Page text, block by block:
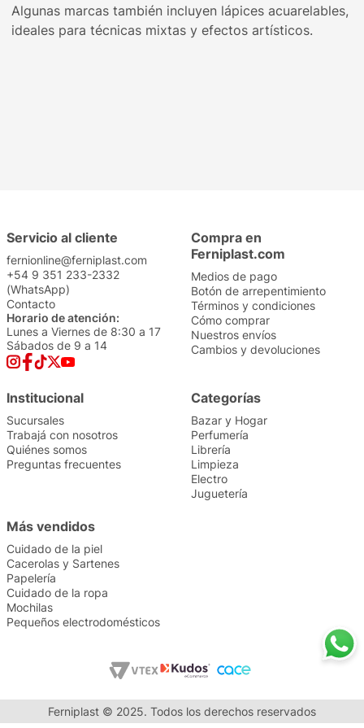
Algunas marcas también incluyen lápices acuarelables,
ideales para técnicas mixtas y efectos artísticos.
Servicio al cliente
fernionline@ferniplast.com
+54 9 351 233-2332
(WhatsApp)
Contacto
Horario de atención:
Lunes a Viernes de 8:30 a 17
Sábados de 9 a 14
Compra en
Ferniplast.com
Medios de pago
Botón de arrepentimiento
Términos y condiciones
Cómo comprar
Nuestros envíos
Cambios y devoluciones
Institucional
Sucursales
Trabajá con nosotros
Quiénes somos
Preguntas frecuentes
Categorías
Bazar y Hogar
Perfumería
Librería
Limpieza
Electro
Juguetería
Más vendidos
Cuidado de la piel
Cacerolas y Sartenes
Papelería
Cuidado de la ropa
Mochilas
Pequeños electrodomésticos
Ferniplast © 2025. Todos los derechos reservados